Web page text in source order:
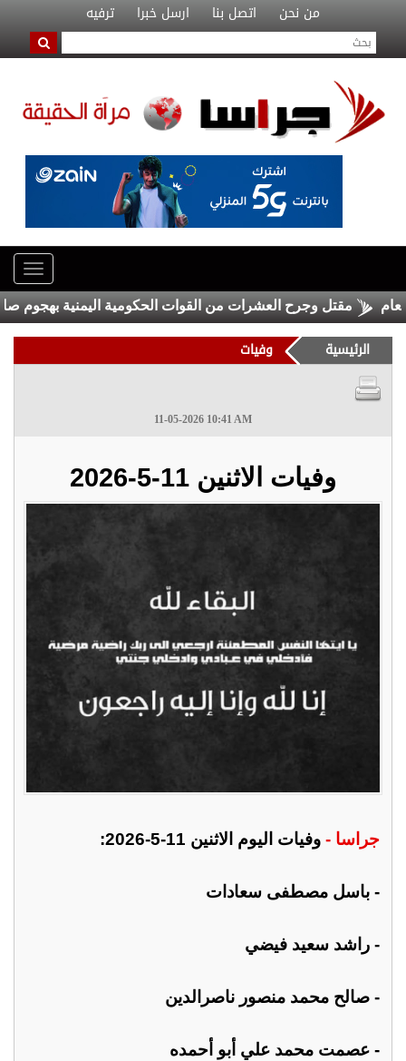
من نحن اتصل بنا ارسل خبرا ترفيه
مقتل وجرح العشرات من القوات الحكومية اليمنية بهجوم
الرئيسية وفيات
11-05-2026 10:41 AM
وفيات الاثنين 11-5-2026
جراسا - وفيات اليوم الاثنين 11-5-2026:
- باسل مصطفى سعادات
- راشد سعيد فيضي
- صالح محمد منصور ناصرالدين
- عصمت محمد علي أبو أحمده